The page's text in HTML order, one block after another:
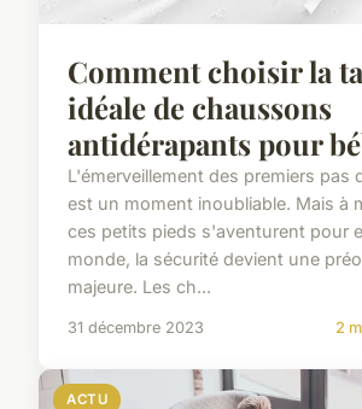
Comment choisir la
idéale de chaussons
antidérapants pour
L'émerveillement des premiers pas
est un moment inoubliable. Mais à
ces petits pieds s'aventurent pour
monde, la sécurité devient une
majeure. Les ch...
31 décembre 2023 2
ACTU